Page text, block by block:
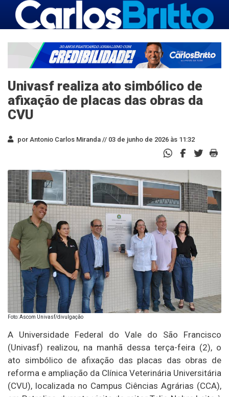
Univasf realiza ato simbólico de
afixação de placas das obras da
CVU
por Antonio Carlos Miranda // 03 de junho de 2026 às 11:32
Foto: Ascom Univasf/divulgação
A Universidade Federal do Vale do São Francisco
(Univasf) realizou, na manhã dessa terça-feira (2), o
ato simbólico de afixação das placas das obras de
reforma e ampliação da Clínica Veterinária Universitária
(CVU), localizada no Campus Ciências Agrárias (CCA),